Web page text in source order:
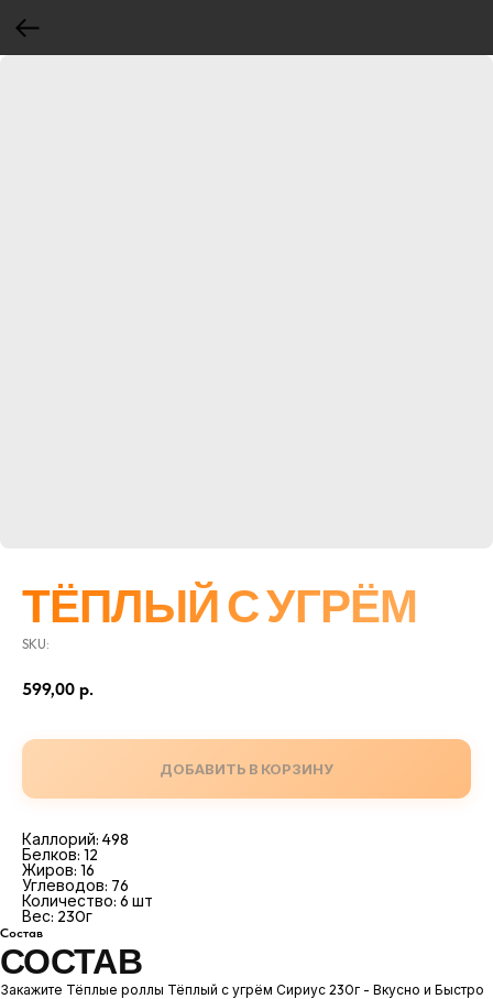
ТЁПЛЫЙ С УГРЁМ
SKU:
599,00 р.
ДОБАВИТЬ В КОРЗИНУ
Каллорий: 498
Белков: 12
Жиров: 16
Углеводов: 76
Количество: 6 шт
Вес: 230г
Состав
СОСТАВ
Закажите Тёплые роллы Тёплый с угрём Сириус 230г - Вкусно и Быстро